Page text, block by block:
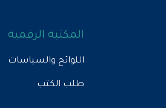
المكتبة الرقمية
اللوائح والسياسات
طلب الكتب